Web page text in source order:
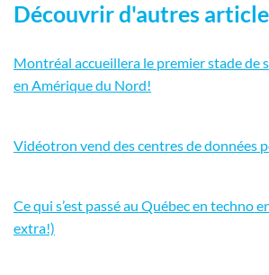
Découvrir d'autres
Montréal accueillera le premier stade de
en Amérique du Nord!
Vidéotron vend des centres de données
Ce qui s’est passé au Québec en techno
extra!)